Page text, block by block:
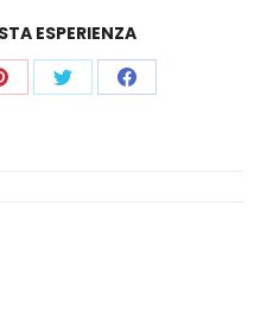
ESPERIENZA
Share Share